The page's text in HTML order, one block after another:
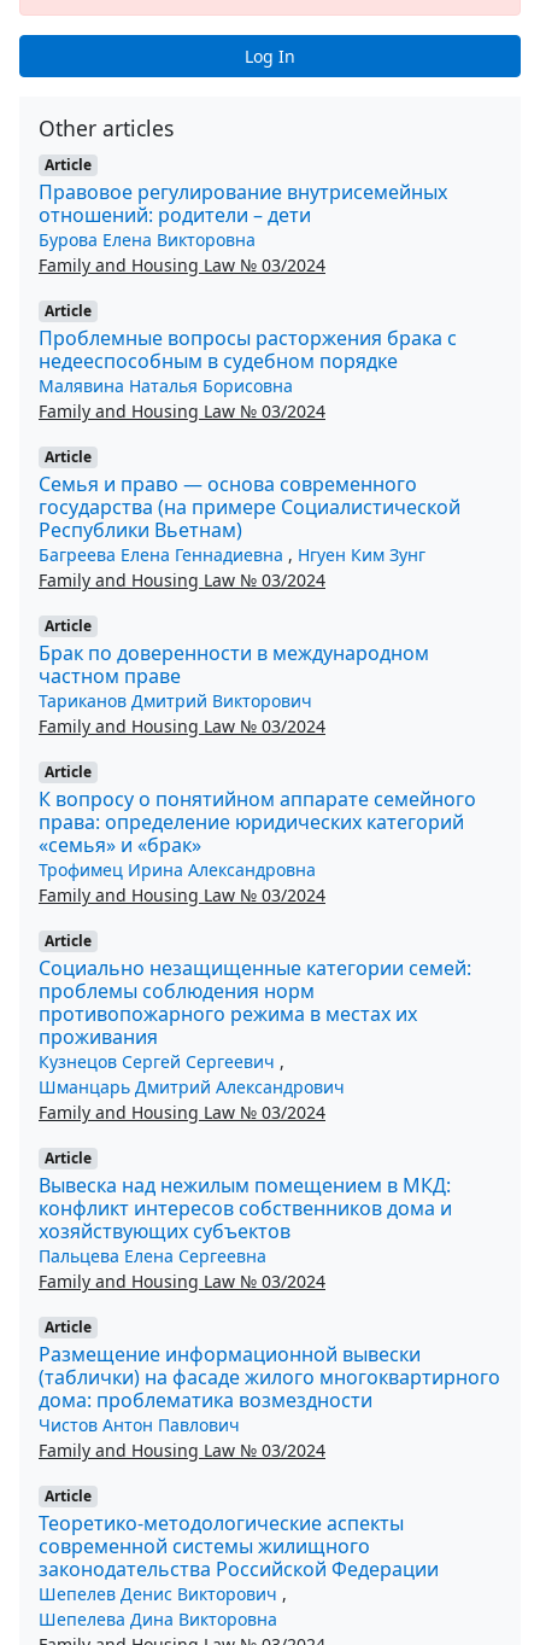
Log In
Other articles
Article
Правовое регулирование внутрисемейных
отношений: родители – дети
Бурова Елена Викторовна
Family and Housing Law № 03/2024
Article
Проблемные вопросы расторжения брака с
недееспособным в судебном порядке
Малявина Наталья Борисовна
Family and Housing Law № 03/2024
Article
Семья и право — основа современного
государства (на примере Социалистической
Республики Вьетнам)
Багреева Елена Геннадиевна , Нгуен Ким Зунг
Family and Housing Law № 03/2024
Article
Брак по доверенности в международном
частном праве
Тариканов Дмитрий Викторович
Family and Housing Law № 03/2024
Article
К вопросу о понятийном аппарате семейного
права: определение юридических категорий
«семья» и «брак»
Трофимец Ирина Александровна
Family and Housing Law № 03/2024
Article
Социально незащищенные категории семей:
проблемы соблюдения норм
противопожарного режима в местах их
проживания
Кузнецов Сергей Сергеевич ,
Шманцарь Дмитрий Александрович
Family and Housing Law № 03/2024
Article
Вывеска над нежилым помещением в МКД:
конфликт интересов собственников дома и
хозяйствующих субъектов
Пальцева Елена Сергеевна
Family and Housing Law № 03/2024
Article
Размещение информационной вывески
(таблички) на фасаде жилого многоквартирного
дома: проблематика возмездности
Чистов Антон Павлович
Family and Housing Law № 03/2024
Article
Теоретико-методологические аспекты
современной системы жилищного
законодательства Российской Федерации
Шепелев Денис Викторович ,
Шепелева Дина Викторовна